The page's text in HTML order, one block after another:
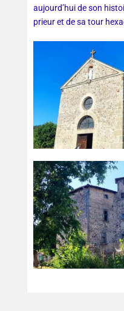
aujourd’hui de son
prieur et de sa tour